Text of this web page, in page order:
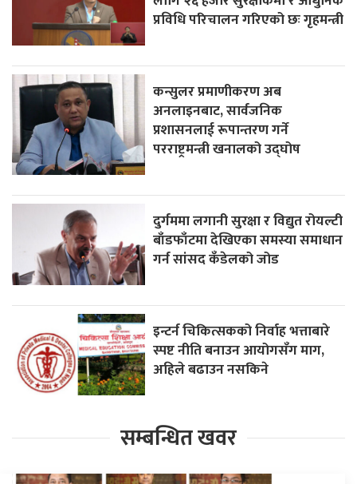
प्रविधि परिचालन गरिएको छः गृहमन्त्री
कन्सुलर प्रमाणीकरण अब
अनलाइनबाट, सार्वजनिक
प्रशासनलाई रूपान्तरण गर्ने
परराष्ट्रमन्त्री खनालको उद्घोष
दुर्गममा लगानी सुरक्षा र विद्युत रोयल्टी
बाँडफाँटमा देखिएका समस्या समाधान
गर्न सांसद कँडेलको जोड
इन्टर्न चिकित्सकको निर्वाह भत्ताबारे
स्पष्ट नीति बनाउन आयोगसँग माग,
अहिले बढाउन नसकिने
सम्बन्धित खवर